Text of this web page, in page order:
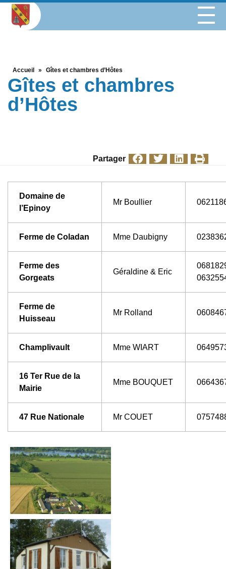
Accueil » Gîtes et chambres d’Hôtes
Gîtes et chambres
d’Hôtes
Partager
Domaine de
l’Epinoy
Mr Boullier
Ferme de Coladan Mme Daubigny
Ferme des
Gorgeats
Géraldine & Eric
Ferme de
Huisseau
Mr Rolland
Champlivault Mme WIART
16 Ter Rue de la
Mairie
Mme BOUQUET
47 Rue Nationale Mr COUET